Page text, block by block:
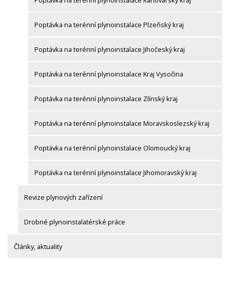
Poptávka na terénní plynoinstalace Plzeňský kraj
Poptávka na terénní plynoinstalace Jihočeský kraj
Poptávka na terénní plynoinstalace Kraj Vysočina
Poptávka na terénní plynoinstalace Zlínský kraj
Poptávka na terénní plynoinstalace Moravskoslezský kraj
Poptávka na terénní plynoinstalace Olomoucký kraj
Poptávka na terénní plynoinstalace Jihomoravský kraj
Revize plynových zařízení
Drobné plynoinstalatérské práce
Články, aktuality